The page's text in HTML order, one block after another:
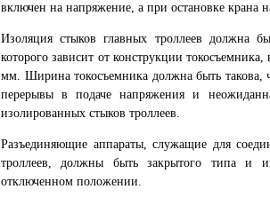
включен на напряжение, а при остановке крана
Изоляция стыков главных троллеев должна
которого зависит от конструкции
мм. Ширина токосъемника должна быть такова,
перерывы в подаче напряжения и
изолированных стыков троллеев.
Разъединяющие аппараты, служащие для
троллеев, должны быть закрытого типа и
отключенном положении.